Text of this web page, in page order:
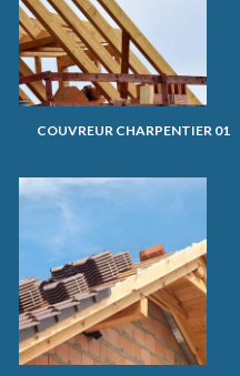
COUVREUR CHARPENTIER 01